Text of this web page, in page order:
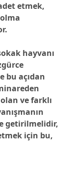
etmek,
hayvanı
bu açıdan
ve farklı
getirilmelidir,
için bu,